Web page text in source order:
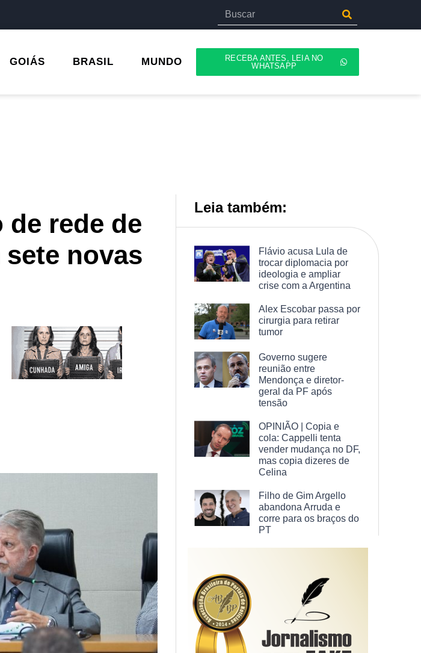
GOIÁS BRASIL MUNDO
RECEBA ANTES, LEIA NO
WHATSAPP
de rede de
novas
Leia também:
Flávio acusa Lula de
trocar diplomacia por
ideologia e ampliar
crise com a Argentina
Alex Escobar passa por
cirurgia para retirar
tumor
Governo sugere
reunião entre
Mendonça e diretor-
geral da PF após
tensão
OPINIÃO | Copia e
cola: Cappelli tenta
vender mudança no DF,
mas copia dizeres de
Celina
Filho de Gim Argello
abandona Arruda e
corre para os braços do
PT